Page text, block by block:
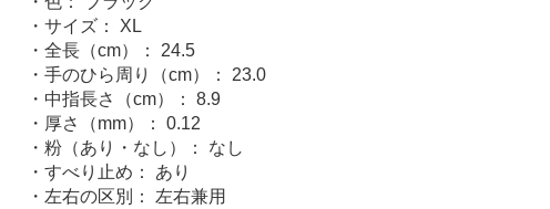
・サイズ： XL
・全長（cm）： 24.5
・手のひら周り（cm）： 23.0
・中指長さ（cm）： 8.9
・厚さ（mm）： 0.12
・粉（あり・なし）： なし
・すべり止め： あり
・左右の区別： 左右兼用